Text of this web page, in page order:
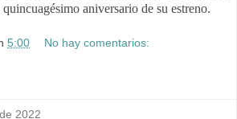
aniversario de su estreno.
5:00 No hay comentarios:
2022